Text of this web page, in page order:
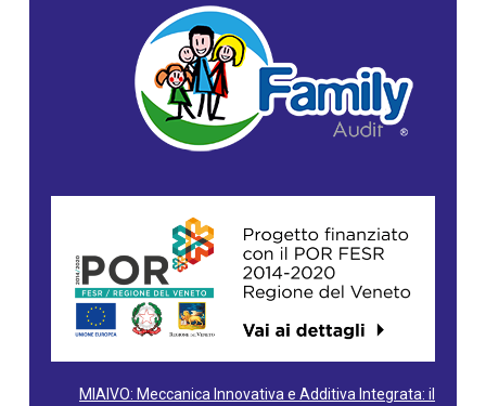
MIAIVO: Meccanica Innovativa e Additiva Integrata: il